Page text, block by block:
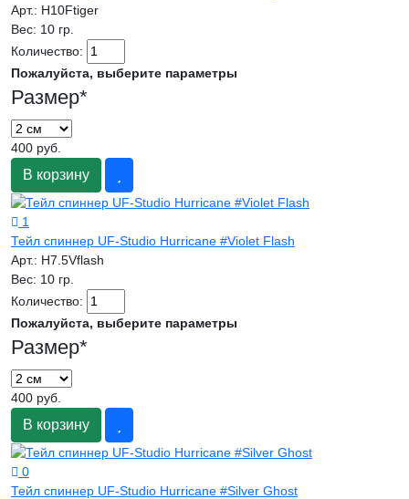
Арт.: H10Ftiger
Вес: 10 гр.
Количество:
Пожалуйста, выберите параметры
Размер*
400 руб.
В корзину
1
Тейл спиннер UF-Studio Hurricane #Violet Flash
Арт.: H7.5Vflash
Вес: 10 гр.
Количество:
Пожалуйста, выберите параметры
Размер*
400 руб.
В корзину
0
Тейл спиннер UF-Studio Hurricane #Silver Ghost